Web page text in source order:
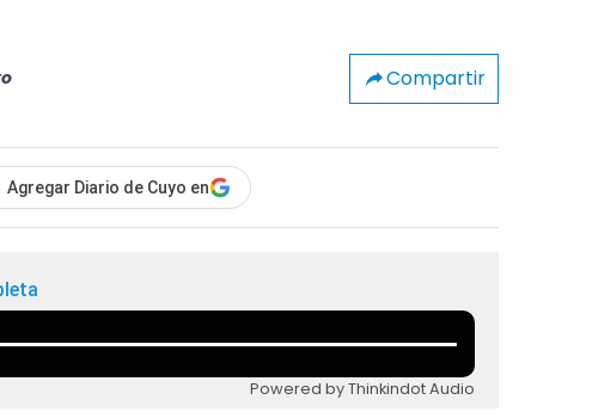
Compartir
Agregar Diario de Cuyo en
Powered by Thinkindot Audio